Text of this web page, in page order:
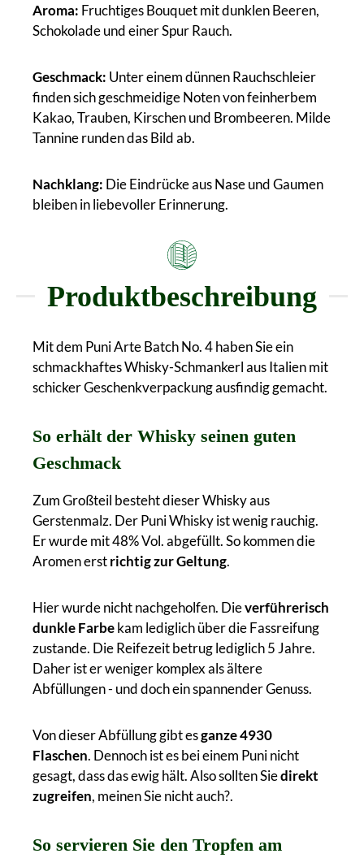
Aroma: Fruchtiges Bouquet mit dunklen Beeren,
Schokolade und einer Spur Rauch.
Geschmack: Unter einem dünnen Rauchschleier
finden sich geschmeidige Noten von feinherbem
Kakao, Trauben, Kirschen und Brombeeren. Milde
Tannine runden das Bild ab.
Nachklang: Die Eindrücke aus Nase und Gaumen
bleiben in liebevoller Erinnerung.
Produktbeschreibung
Mit dem Puni Arte Batch No. 4 haben Sie ein
schmackhaftes Whisky-Schmankerl aus Italien mit
schicker Geschenkverpackung ausfindig gemacht.
So erhält der Whisky seinen guten
Geschmack
Zum Großteil besteht dieser Whisky aus
Gerstenmalz. Der Puni Whisky ist wenig rauchig.
Er wurde mit 48% Vol. abgefüllt. So kommen die
Aromen erstrichtig zur Geltung.
Hier wurde nicht nachgeholfen. Dieverführerisch
dunkle Farbekam lediglich über die Fassreifung
zustande. Die Reifezeit betrug lediglich 5 Jahre.
Daher ist er weniger komplex als ältere
Abfüllungen - und doch ein spannender Genuss.
Von dieser Abfüllung gibt esganze 4930
Flaschen. Dennoch ist es bei einem Puni nicht
gesagt, dass das ewig hält. Also sollten Siedirekt
zugreifen, meinen Sie nicht auch?.
So servieren Sie den Tropfen am